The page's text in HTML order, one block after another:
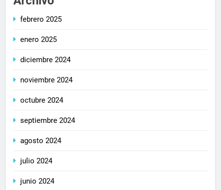
febrero 2025
enero 2025
diciembre 2024
noviembre 2024
octubre 2024
septiembre 2024
agosto 2024
julio 2024
junio 2024